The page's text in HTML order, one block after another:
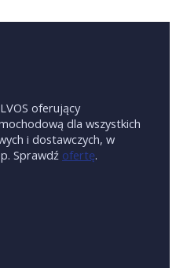
oferujący
dla wszystkich
i dostawczych, w
Sprawdź ofertę.